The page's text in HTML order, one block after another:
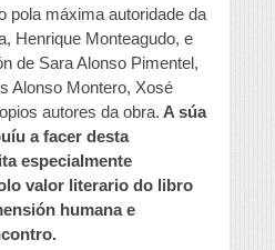
pola máxima autoridade da
Henrique Monteagudo, e
de Sara Alonso Pimentel,
Alonso Montero, Xosé
autores da obra. A súa
a facer desta
especialmente
valor literario do libro
humana e